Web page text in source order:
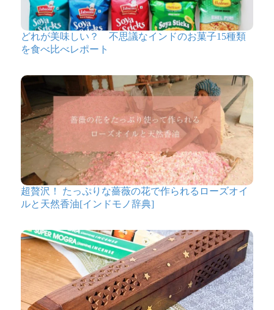
どれが美味しい？ 不思議なインドのお菓子15種類
を食べ比べレポート
超贅沢！ たっぷりな薔薇の花で作られるローズオイ
ルと天然香油[インドモノ辞典]